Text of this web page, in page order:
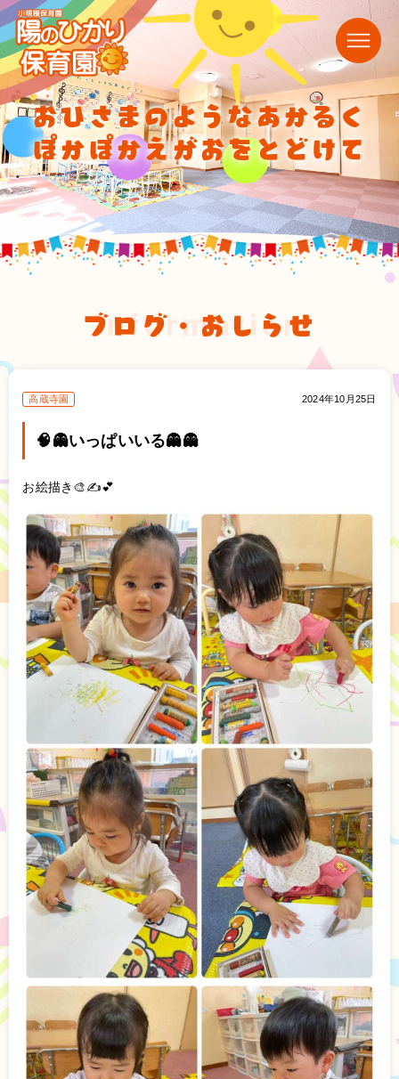
おひさまのようなあかるく
ぽかぽかえがおをとどけて
ブログ・おしらせ
information
高蔵寺園 2024年10月25日
🧠👻いっぱいいる👻👻
お絵描き🎨✍💕